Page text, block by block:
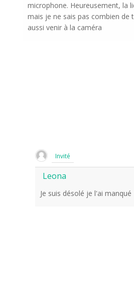
microphone. Heureusement, la
mais je ne sais pas combien de
aussi venir à la caméra
Invité
Leona
Je suis désolé je l'ai manqué